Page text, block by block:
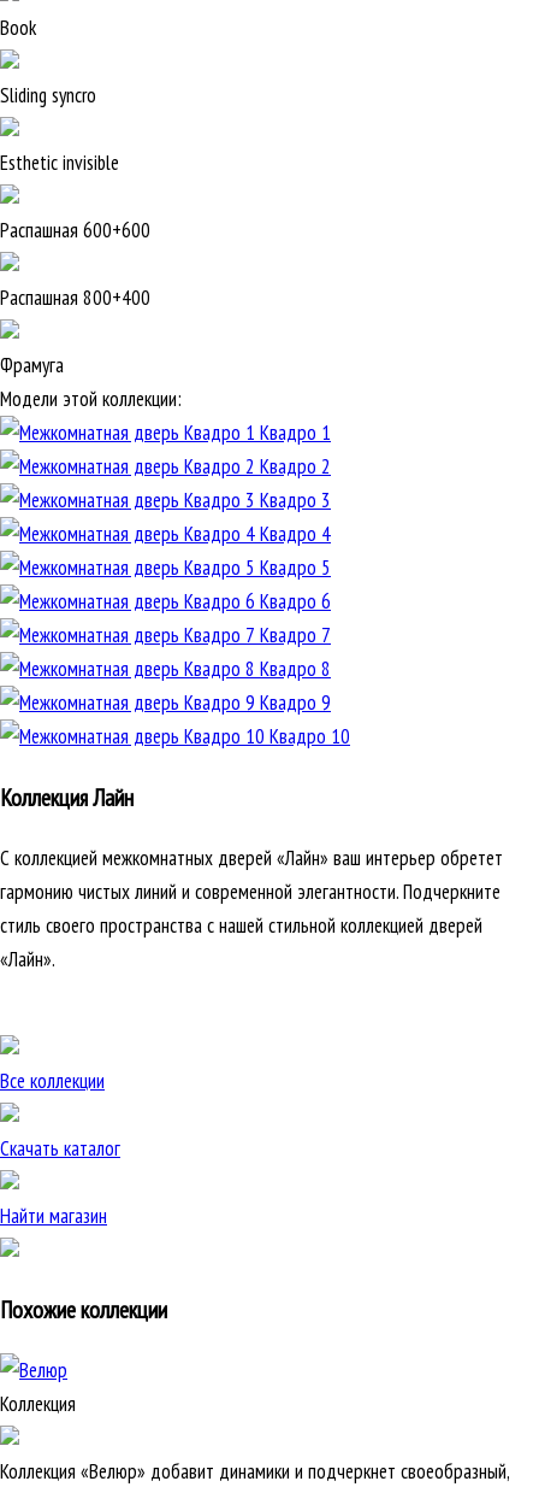
Book
Sliding syncro
Esthetic invisible
Распашная 600+600
Распашная 800+400
Фрамуга
Модели этой коллекции:
Квадро 1
Квадро 2
Квадро 3
Квадро 4
Квадро 5
Квадро 6
Квадро 7
Квадро 8
Квадро 9
Квадро 10
Коллекция Лайн
С коллекцией межкомнатных дверей «Лайн» ваш интерьер обретет
гармонию чистых линий и современной элегантности. Подчеркните
стиль своего пространства с нашей стильной коллекцией дверей
«Лайн».
Все коллекции
Скачать каталог
Найти магазин
Похожие коллекции
Коллекция
Коллекция «Велюр» добавит динамики и подчеркнет своеобразный,